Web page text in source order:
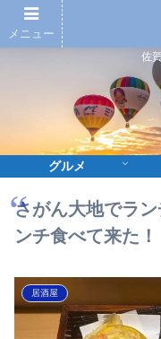
佐
グルメ
さがん大地でラ
ンチ食べて来た！
居酒屋
メニュー